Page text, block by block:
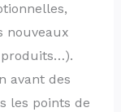
nouveaux
avant des
les points de